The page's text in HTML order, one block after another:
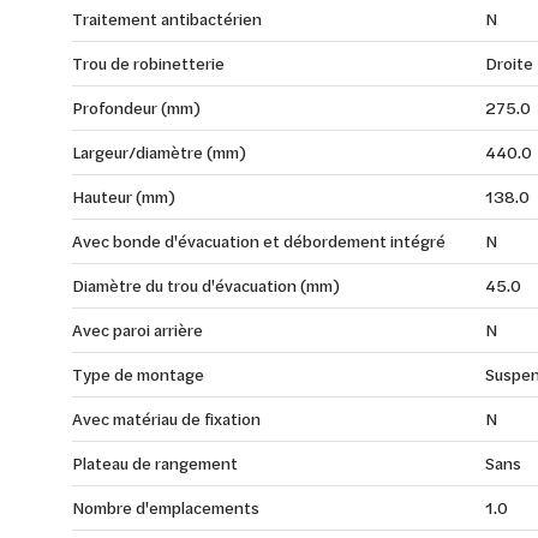
Traitement antibactérien
N
Trou de robinetterie
Droite
Profondeur (mm)
275.0
Largeur/diamètre (mm)
440.0
Hauteur (mm)
138.0
Avec bonde d'évacuation et débordement intégré
N
Diamètre du trou d'évacuation (mm)
45.0
Avec paroi arrière
N
Type de montage
Avec matériau de fixation
N
Plateau de rangement
Sans
Nombre d'emplacements
1.0